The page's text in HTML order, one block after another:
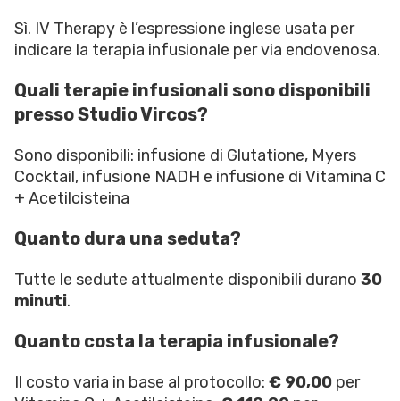
Sì. IV Therapy è l’espressione inglese usata per
indicare la terapia infusionale per via endovenosa.
Quali terapie infusionali sono disponibili
presso Studio Vircos?
Sono disponibili: infusione di Glutatione, Myers
Cocktail, infusione NADH e infusione di Vitamina C
+ Acetilcisteina
Quanto dura una seduta?
Tutte le sedute attualmente disponibili durano 30
minuti.
Quanto costa la terapia infusionale?
Il costo varia in base al protocollo: € 90,00 per